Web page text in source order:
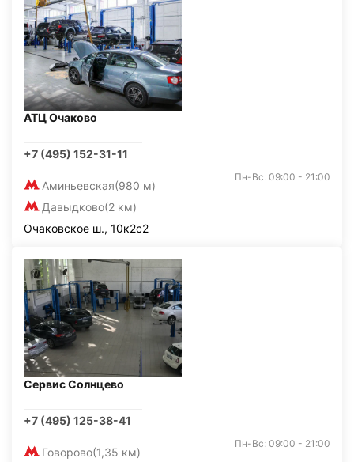
АТЦ Очаково
+7 (495) 152-31-11
Аминьевская(980 м)
Давыдково(2 км)
Пн-Вс: 09:00 - 21:00
Очаковское ш., 10к2с2
Сервис Солнцево
+7 (495) 125-38-41
Говорово(1,35 км)
Пн-Вс: 09:00 - 21:00